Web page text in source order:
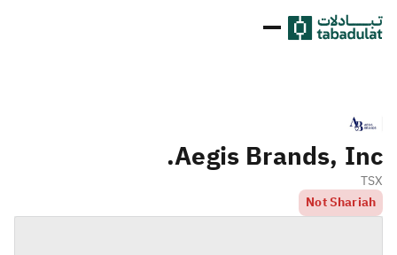
Aegis Brands, Inc.
TSX
Not Shariah